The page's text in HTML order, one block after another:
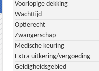
Voorlopige dekking
Wachttijd
Optierecht
Zwangerschap
Medische keuring
Extra uitkering/vergoeding
Geldigheidsgebied